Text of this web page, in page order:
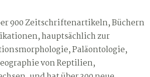
900 Zeitschriftenartikeln, Büchern
hauptsächlich zur
Paläontologie,
von Reptilien,